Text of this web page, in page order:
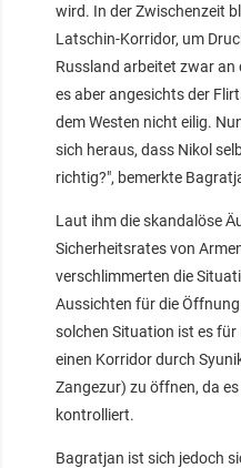
wird. In der Zwischenzeit
Latschin-Korridor, um
Russland arbeitet zwar
es aber angesichts der
dem Westen nicht eilig.
sich heraus, dass Nikol
richtig?", bemerkte
Laut ihm die skandalöse
Sicherheitsrates von
verschlimmerten die
Aussichten für die
solchen Situation ist es
einen Korridor durch
Zangezur) zu öffnen, da
kontrolliert.
Bagratjan ist sich jedoch